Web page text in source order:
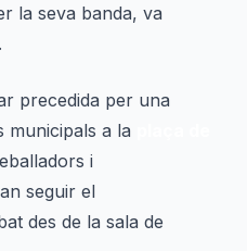
la seva banda, va
precedida per una
municipals a la
i
seguir el
des de la sala de